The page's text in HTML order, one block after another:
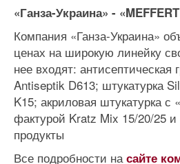
«Ганза-Украина» -
Компания «Ганза-Украина»
ценах на широкую линейку
нее входят: антисептическая
Antiseptik D613; штукатурка
K15; акриловая штукатурка с
фактурой Kratz Mix 15/20/25 и
продукты
Все подробности насайте